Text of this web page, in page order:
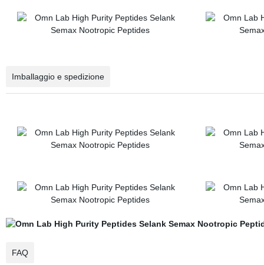
Imballaggio e spedizione
FAQ